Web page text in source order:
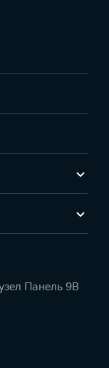
Панель 9В